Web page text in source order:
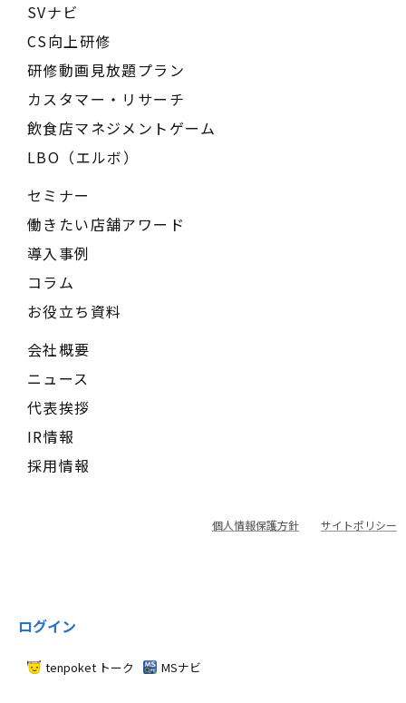
SVナビ
CS向上研修
研修動画見放題プラン
カスタマー・リサーチ
飲食店マネジメントゲーム
LBO（エルボ）
セミナー
働きたい店舗アワード
導入事例
コラム
お役立ち資料
会社概要
ニュース
代表挨拶
IR情報
採用情報
個人情報保護方針 サイトポリシー
ログイン
tenpoket トーク MSナビ